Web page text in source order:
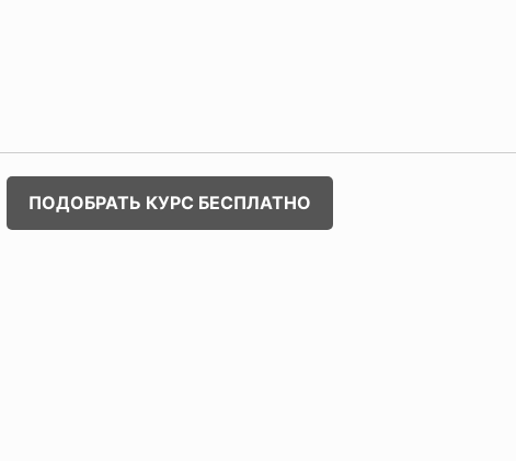
ПОДОБРАТЬ КУРС БЕСПЛАТНО